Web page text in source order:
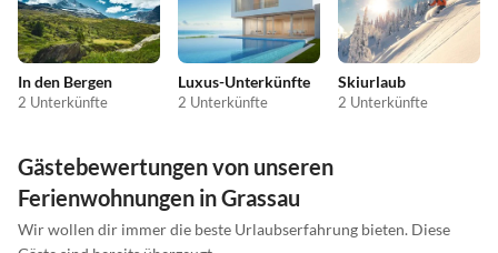
In den Bergen
2 Unterkünfte
Luxus-Unterkünfte
2 Unterkünfte
Skiurlaub
2 Unterkünfte
Gästebewertungen von unseren
Ferienwohnungen in Grassau
Wir wollen dir immer die beste Urlaubserfahrung bieten. Diese